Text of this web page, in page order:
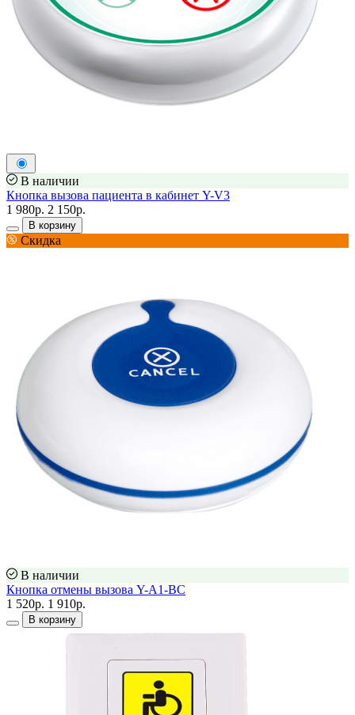
В наличии
Кнопка вызова пациента в кабинет Y-V3
1 980р. 2 150р.
В корзину
Скидка
В наличии
Кнопка отмены вызова Y-A1-BC
1 520р. 1 910р.
В корзину